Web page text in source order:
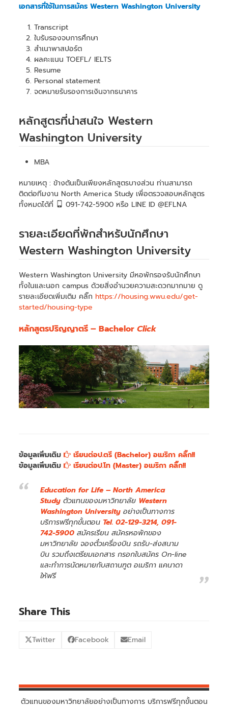
เอกสารที่ใช้ในการสมัคร Western Washington University
Transcript
ใบรับรองจบการศึกษา
สำเนาพาสปอร์ต
ผลคะแนน TOEFL/ IELTS
Resume
Personal statement
จดหมายรับรองการเงินจากธนาคาร
หลักสูตรที่น่าสนใจ Western
Washington University
MBA
หมายเหตุ : ข้างต้นเป็นเพียงหลักสูตรบางส่วน ท่านสามารถ
ติดต่อทีมงาน North America Study เพื่อตรวจสอบหลักสูตร
ทั้งหมดได้ที่
091-742-5900 หรือ LINE ID @EFLNA
รายละเอียดที่พักสำหรับนักศึกษา
Western Washington University
Western Washington University มีหอพักรองรับนักศึกษา
ทั้งในและนอก campus ด้วยสิ่งอำนวยความสะดวกมากมาย ดู
รายละเอียดเพิ่มเติม คลิ๊ก https://housing.wwu.edu/get-
started/housing-type
หลักสูตรปริญญาตรี – BachelorClick
ข้อมูลเพิ่มเติม
เรียนต่อป.ตรี (Bachelor) อเมริกา คลิ๊ก!!
ข้อมูลเพิ่มเติม
เรียนต่อป.โท (Master) อเมริกา คลิ๊ก!!
Education for Life – North America
Studyตัวแทนของมหาวิทยาลัย Western
Washington Universityอย่างเป็นทางการ
บริการฟรีทุกขั้นตอน Tel. 02-129-3214, 091-
742-5900 สมัครเรียน สมัครหอพักของ
มหาวิทยาลัย จองตั๋วเครื่องบิน รถรับ-ส่งสนาม
บิน รวมถึงเตรียมเอกสาร กรอกใบสมัคร On-line
และทำการนัดหมายกับสถานฑูต อเมริกา แคนาดา
ให้ฟรี
Share This
Twitter Facebook Email
ตัวแทนของมหาวิทยาลัยอย่างเป็นทางการ บริการฟรีทุกขั้นตอน